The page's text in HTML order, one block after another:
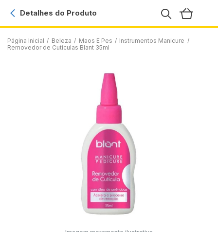
Página Inicial / Beleza / Maos E Pes / Instrumentos Manicure /
Removedor de Cuticulas Blant 35ml
Detalhes do Produto